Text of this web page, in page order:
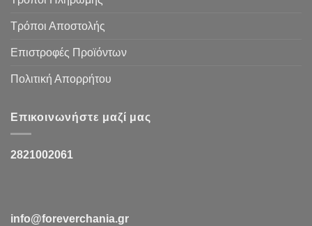
Τρόποι Αποστολής
Επιστροφές Προϊόντων
Πολιτική Απορρήτου
Επικοινωνήστε μαζί μας
2821002061
info@foreverchania.gr